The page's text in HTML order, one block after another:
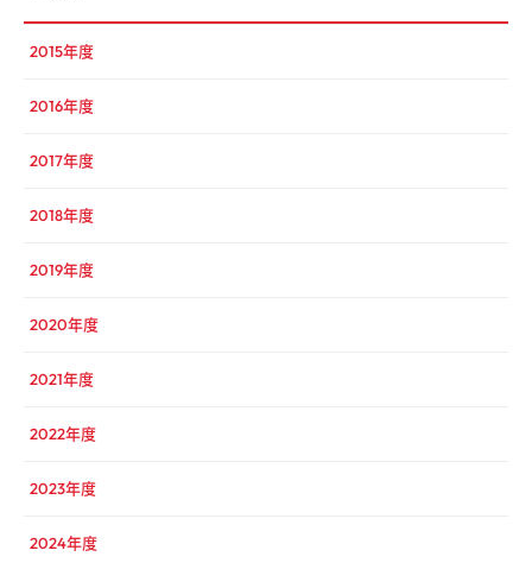
2015年度
2016年度
2017年度
2018年度
2019年度
2020年度
2021年度
2022年度
2023年度
2024年度